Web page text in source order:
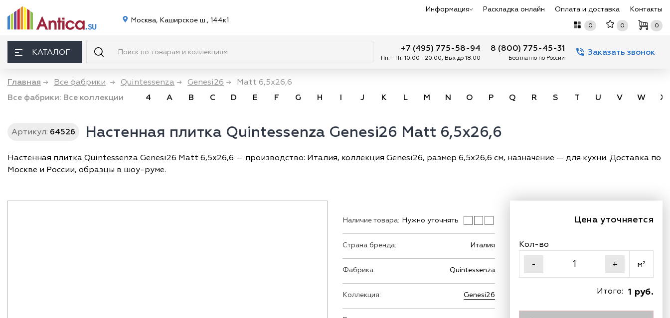
Москва, Каширское ш., 144к1
Информация Раскладка онлайн Оплата и доставка Контакты
0 0 0
КАТАЛОГ +7 (495) 775-58-94
Пн. - Пт. 10:00 - 20:00, Вых до 18:00
8 (800) 775-45-31
Бесплатно по России
Заказать звонок
Главная → Все фабрики → Quintessenza → Genesi26 →
Matt 6,5x26,6
Все фабрики: Все коллекции 4 A B C D E F G H I J K L M N O P Q R S T U V W X
Артикул: 64526 Настенная плитка Quintessenza Genesi26 Matt 6,5x26,6
Настенная плитка Quintessenza Genesi26 Matt 6,5x26,6 — производство: Италия, коллекция Genesi26, размер 6,5х26,6 см, назначение — для кухни. Доставка по
Москве и России, образцы в шоу-руме.
Наличие товара: Нужно уточнять
Страна бренда: Италия
Фабрика: Quintessenza
Коллекция: Genesi26
Цена уточняется
Кол-во
-
+ м²
1 руб.
Итого: